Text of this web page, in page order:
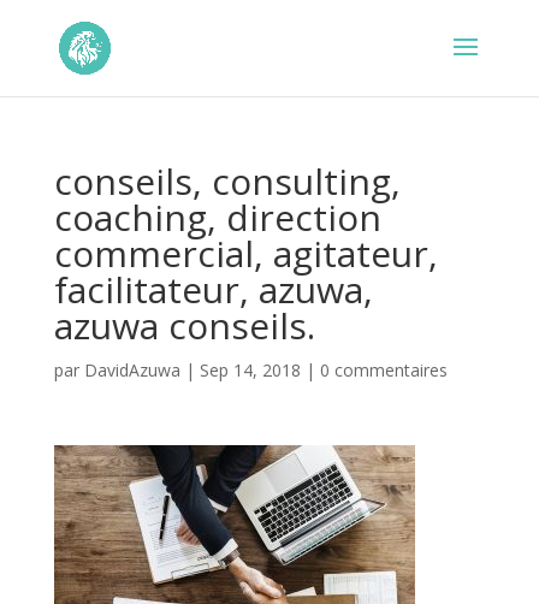
conseils, consulting,
coaching, direction
commercial, agitateur,
facilitateur, azuwa,
azuwa conseils.
par DavidAzuwa | Sep 14, 2018 | 0 commentaires